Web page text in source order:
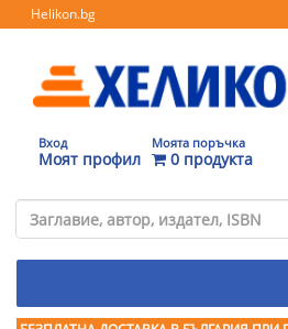
Helikon.bg
Вход
Моят профил
Моята поръчка
0 продукта